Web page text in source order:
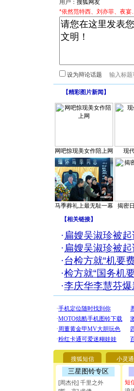
用户：
*依然范特西、刘亦菲、夜
设为辩论话题
【精彩图片新闻 】
网吧惊现美女作陪上网 现
马季葬礼上最无耻一幕 揭密
【相关链接】
· 扁嫂吴淑珍被
· 扁嫂吴淑珍被
·台检方就“机要
·检方就“国务机
·李庆华李慧芬
搜狐短信 小灵通
三星图铃专区
[周杰伦] 千里之外
短